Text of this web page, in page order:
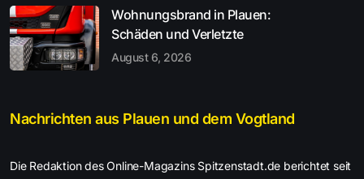
Wohnungsbrand in Plauen:
Schäden und Verletzte
August 6, 2026
Nachrichten aus Plauen und dem Vogtland
Die Redaktion des Online-Magazins Spitzenstadt.de berichtet seit